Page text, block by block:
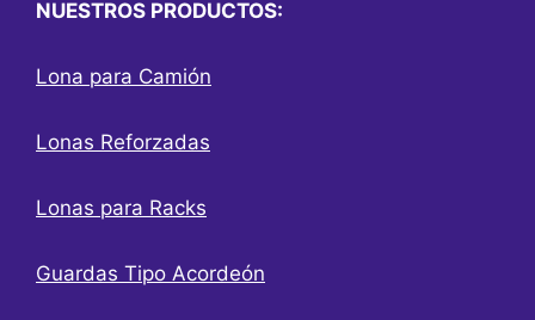
NUESTROS PRODUCTOS:
Lona para Camión
Lonas Reforzadas
Lonas para Racks
Guardas Tipo Acordeón